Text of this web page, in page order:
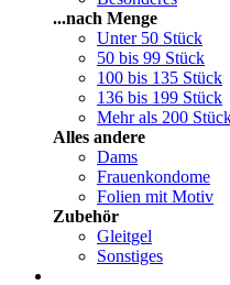
...nach Menge
Unter 50 Stück
50 bis 99 Stück
100 bis 135 Stück
136 bis 199 Stück
Mehr als 200
Alles andere
Dams
Frauenkondome
Folien mit Motiv
Zubehör
Gleitgel
Sonstiges